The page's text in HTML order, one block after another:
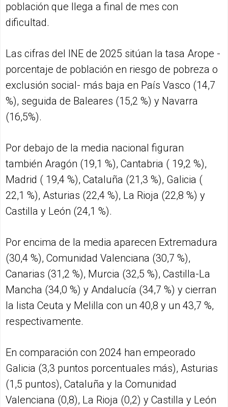
población que llega a final de mes con
dificultad.
Las cifras del INE de 2025 sitúan la tasa Arope -
porcentaje de población en riesgo de pobreza o
exclusión social- más baja en País Vasco (14,7
%), seguida de Baleares (15,2 %) y Navarra
(16,5%).
Por debajo de la media nacional figuran
también Aragón (19,1 %), Cantabria ( 19,2 %),
Madrid ( 19,4 %), Cataluña (21,3 %), Galicia (
22,1 %), Asturias (22,4 %), La Rioja (22,8 %) y
Castilla y León (24,1 %).
Por encima de la media aparecen Extremadura
(30,4 %), Comunidad Valenciana (30,7 %),
Canarias (31,2 %), Murcia (32,5 %), Castilla-La
Mancha (34,0 %) y Andalucía (34,7 %) y cierran
la lista Ceuta y Melilla con un 40,8 y un 43,7 %,
respectivamente.
En comparación con 2024 han empeorado
Galicia (3,3 puntos porcentuales más), Asturias
(1,5 puntos), Cataluña y la Comunidad
Valenciana (0,8), La Rioja (0,2) y Castilla y León